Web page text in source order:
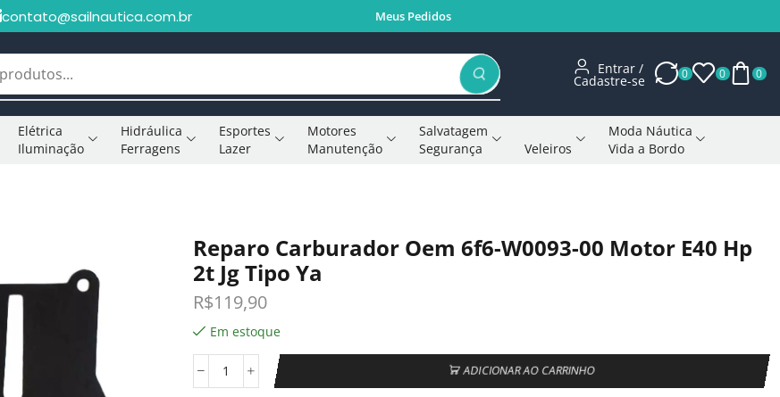
contato@sailnautica.com.br Meus Pedidos
Entrar /
Cadastre-se 0 0 0
Elétrica
Iluminação
Hidráulica
Ferragens
Esportes
Lazer
Motores
Manutenção
Salvatagem
Segurança
Veleiros
Moda Náutica
Vida a Bordo
Reparo Carburador Oem 6f6-W0093-00 Motor E40 Hp
2t Jg Tipo Ya
R$119,90
Em estoque
ADICIONAR AO CARRINHO